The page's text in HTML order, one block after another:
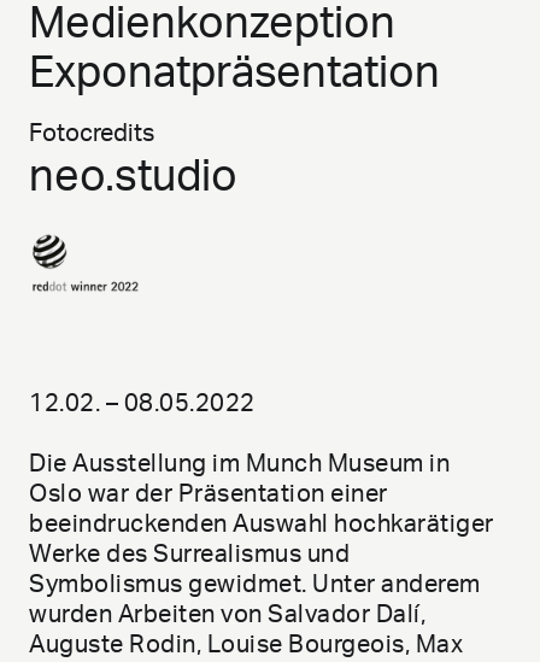
Medienkonzeption
Exponatpräsentation
Fotocredits
neo.studio
12.02. – 08.05.2022
Die Ausstellung im Munch Museum in
Oslo war der Präsentation einer
beeindruckenden Auswahl hochkarätiger
Werke des Surrealismus und
Symbolismus gewidmet. Unter anderem
wurden Arbeiten von Salvador Dalí,
Auguste Rodin, Louise Bourgeois, Max